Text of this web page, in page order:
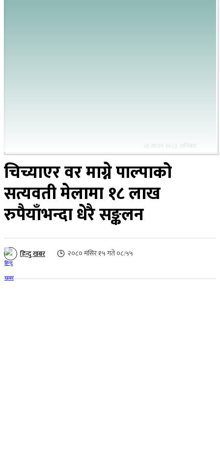
२३ साउन २०८३, शनिबार
चिच्याएर वर माग्ने पाल्पाको
सत्यवती मेलामा १८ लाख
रुपैयाँभन्दा धेरै सङ्कलन
हिन्दु खबर २०८० मंसिर १५ गते ०८:५५